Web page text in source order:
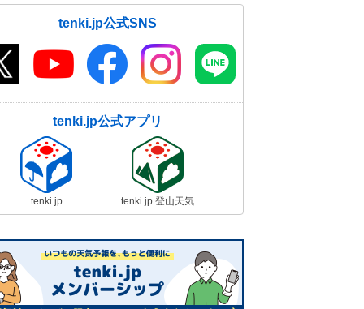
tenki.jp公式SNS
tenki.jp公式アプリ
tenki.jp tenki.jp 登山天気